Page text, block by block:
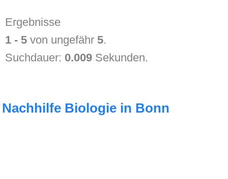
Ergebnisse
1 - 5 von ungefähr 5.
Suchdauer: 0.009 Sekunden.
Nachhilfe Biologie in Bonn